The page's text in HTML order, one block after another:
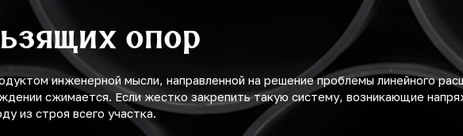
опор
инженерной мысли, направленной на решение проблемы линейного
сжимается. Если жестко закрепить такую систему, возникающие
из строя всего участка.